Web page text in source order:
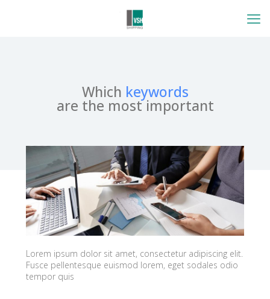
Which keywords
are the most important
Lorem ipsum dolor sit amet, consectetur adipiscing elit.
Fusce pellentesque euismod lorem, eget sodales odio
tempor quis